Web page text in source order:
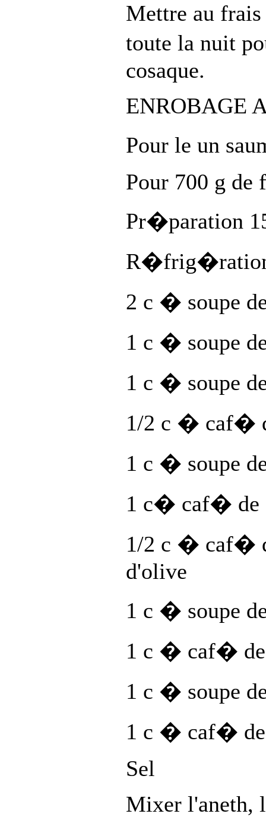
Mettre au
toute la nuit
cosaque.
ENROBAGE
Pour le un
Pour 700 g de
Pr�paration
2 c � soupe
1 c � soupe
1 c � soupe
1/2 c � caf�
1 c � soupe
1 c� caf� de
1/2 c � caf�
d'olive
1 c � soupe
1 c � caf� de
1 c � soupe
1 c � caf� de
Sel
Mixer l'aneth,